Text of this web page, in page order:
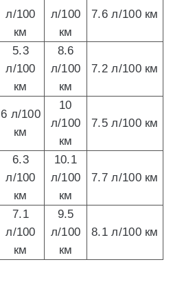
л/100
км
л/100
км
7.6 л/100 км
5.3
л/100
км
8.6
л/100
км
7.2 л/100 км
6 л/100
км
10
л/100
км
7.5 л/100 км
6.3
л/100
км
10.1
л/100
км
7.7 л/100 км
7.1
л/100
км
9.5
л/100
км
8.1 л/100 км